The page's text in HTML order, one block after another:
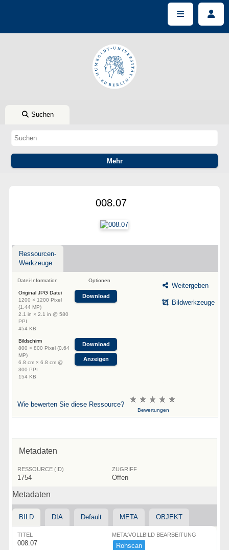
Suchen
008.07
Ressourcen-
Werkzeuge
Datei-Information Optionen
Original JPG Datei
1200 × 1200 Pixel
(1.44 MP)
2.1 in × 2.1 in @ 580
PPI
454 KB
Download
Bildschirm
800 × 800 Pixel (0.64
MP)
6.8 cm × 6.8 cm @
300 PPI
154 KB
Download
Anzeigen
Weitergeben
Bildwerkzeuge
Wie bewerten Sie diese Ressource?
Bewertungen
Metadaten
RESSOURCE (ID)
1754
ZUGRIFF
Offen
Metadaten
BILD DIA Default META OBJEKT
TITEL
008.07
META:VOLLBILD BEARBEITUNG
Rohscan